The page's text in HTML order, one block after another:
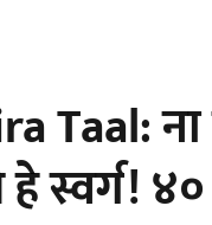
Taal:
हे स्वर्ग!